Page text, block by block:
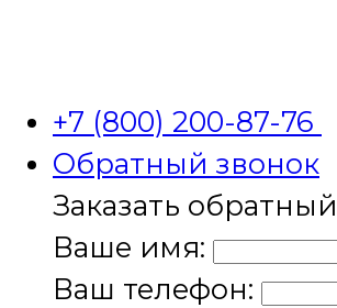
+7 (800) 200-87-76
Обратный звонок
Заказать
Ваше имя:
Ваш телефон: